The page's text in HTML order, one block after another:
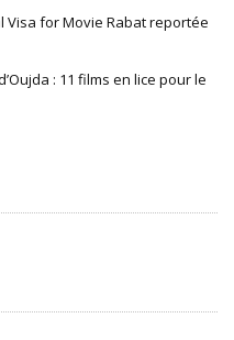
Visa for Movie Rabat reportée
: 11 films en lice pour le